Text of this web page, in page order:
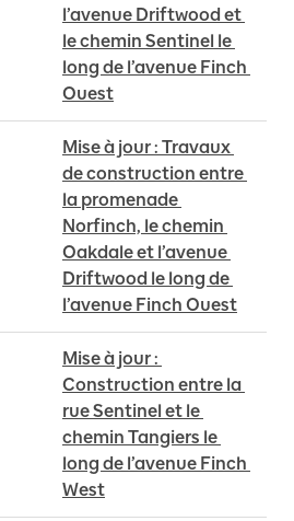
l’avenue Driftwood et
le chemin Sentinel le
long de l’avenue Finch
Ouest
Mise à jour : Travaux
de construction entre
la promenade
Norfinch, le chemin
Oakdale et l’avenue
Driftwood le long de
l’avenue Finch Ouest
Mise à jour :
Construction entre la
rue Sentinel et le
chemin Tangiers le
long de l’avenue Finch
West